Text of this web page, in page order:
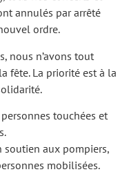
Pays Basque montre
cette région où il s’est
C’est pourquoi, dès
le 13 novembre à
Cigale à Paris.
annulés par arrêté
ordre.
nous n’avons tout
fête. La priorité est à la
touchées et
soutien aux pompiers,
mobilisées.